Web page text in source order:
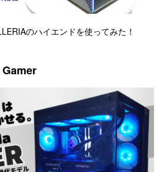
のハイエンドを使ってみた！